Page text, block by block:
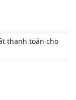
thanh toán cho